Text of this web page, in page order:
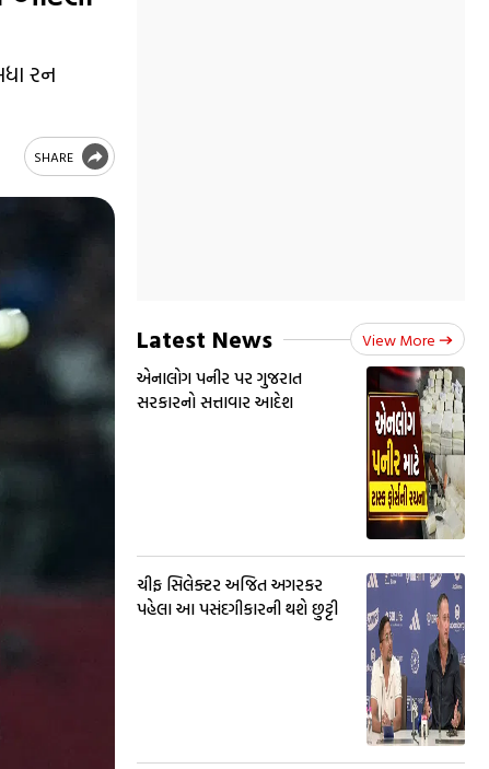
રન
SHARE
Latest News View More
એનાલોગ પનીર પર ગુજરાત
સરકારનો સત્તાવાર આદેશ
ચીફ સિલેક્ટર અજિત અગરકર
પહેલા આ પસંદગીકારની થશે છુટ્ટી